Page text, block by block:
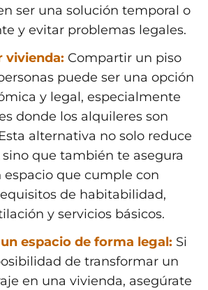
ser una solución temporal o
y evitar problemas legales.
vivienda: Compartir un piso
puede ser una opción
y legal, especialmente
donde los alquileres son
alternativa no solo reduce
sino que también te asegura
espacio que cumple con
de habitabilidad,
y servicios básicos.
espacio de forma legal: Si
de transformar un
en una vivienda, asegúrate